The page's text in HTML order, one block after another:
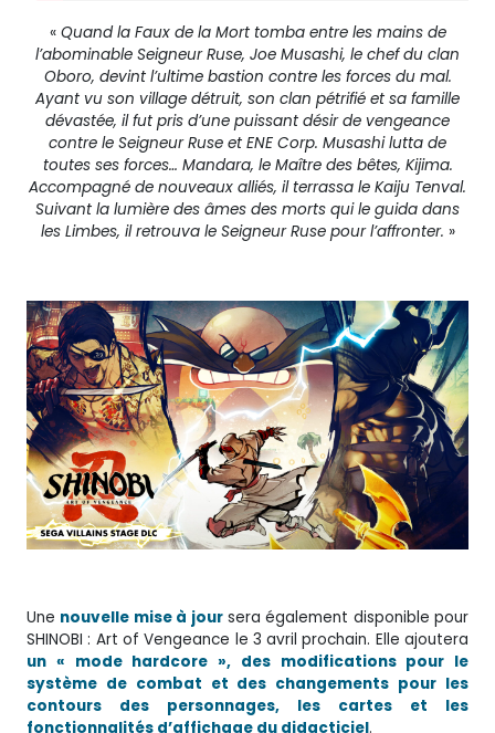
« Quand la Faux de la Mort tomba entre les mains de
l’abominable Seigneur Ruse, Joe Musashi, le chef du clan
Oboro, devint l’ultime bastion contre les forces du mal.
Ayant vu son village détruit, son clan pétrifié et sa famille
dévastée, il fut pris d’une puissant désir de vengeance
contre le Seigneur Ruse et ENE Corp. Musashi lutta de
toutes ses forces… Mandara, le Maître des bêtes, Kijima.
Accompagné de nouveaux alliés, il terrassa le Kaiju Tenval.
Suivant la lumière des âmes des morts qui le guida dans
les Limbes, il retrouva le Seigneur Ruse pour l’affronter. »
Une nouvelle mise à joursera également disponible pour
SHINOBI : Art of Vengeance le 3 avril prochain. Elle ajoutera
un « mode hardcore », des modifications pour le
système de combat et des changements pour les
contours des personnages, les cartes et les
fonctionnalités d’affichage du didacticiel.